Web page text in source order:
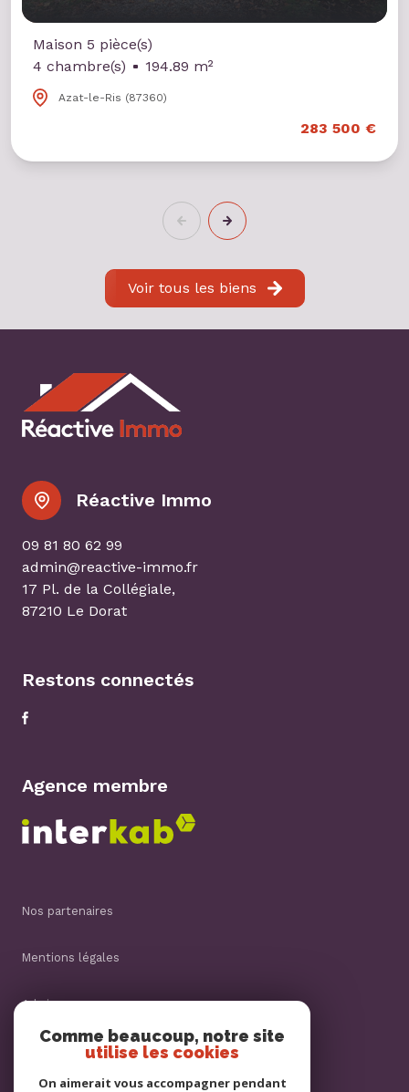
Maison 5 pièce(s)
4 chambre(s)
194.89 m²
Azat-le-Ris (87360)
283 500 €
Voir tous les biens
Réactive Immo
09 81 80 62 99
admin@reactive-immo.fr
17 Pl. de la Collégiale,
87210 Le Dorat
Restons connectés
Agence membre
nos partenaires
mentions légales
admin
nos honoraires
Comme beaucoup, notre site
utilise les cookies
On aimerait vous accompagner pendant